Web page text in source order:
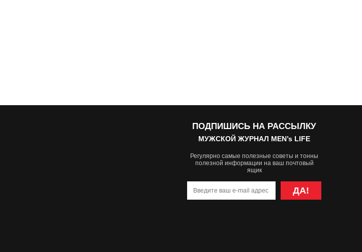
ПОДПИШИСЬ НА РАССЫЛКУ
МУЖСКОЙ ЖУРНАЛ MEN’s LIFE
Регулярно самые полезные советы и тонны
полезной информации на ваш почтовый
ящик
ДА!